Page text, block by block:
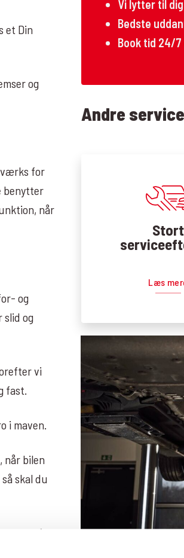
et Din
og
værks for
benytter
når
og
slid og
vi
fast.
i maven.
når bilen
skal du
af
Vi lytter til
Bedste
Book tid 24/
Andre
Stort
Læs